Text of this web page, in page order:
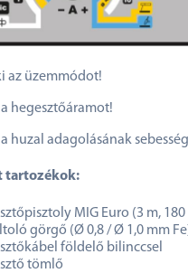
az üzemmódot!
hegesztőáramot!
huzal adagolásának
tartozékok:
MIG Euro (3 m,
görgő (Ø 0,8 / Ø 1,0 mm
földelő bilinccsel
tömlő